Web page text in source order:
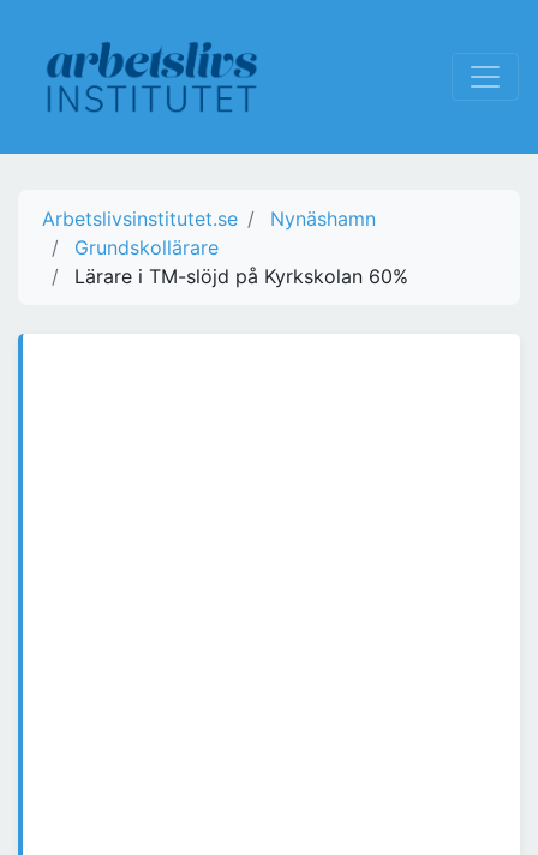
Arbetslivsinstitutet.se
Nynäshamn
Grundskollärare
Lärare i TM-slöjd på Kyrkskolan 60%